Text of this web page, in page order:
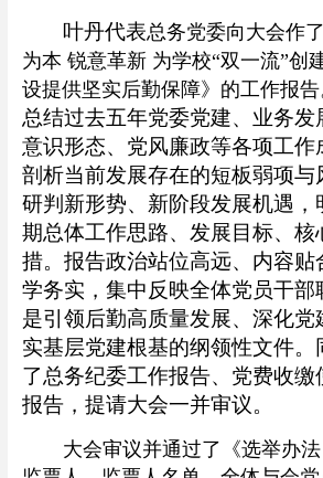
叶丹代表总务党委向大会作
为本 锐意革新 为学校“双一流”创
设提供坚实后勤保障》的工作报告
总结过去五年党委党建、业务发
意识形态、党风廉政等各项工作
剖析当前发展存在的短板弱项与
研判新形势、新阶段发展机遇，
期总体工作思路、发展目标、核
措。报告政治站位高远、内容贴
学务实，集中反映全体党员干部
是引领后勤高质量发展、深化党
实基层党建根基的纲领性文件。
了总务纪委工作报告、党费收缴
报告，提请大会一并审议。
大会审议并通过了《选举办